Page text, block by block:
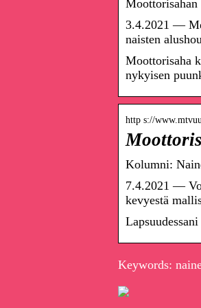
3.4.2021 —
naisten
Moottorisaha
nykyisen
http s://
Kolumni:
7.4.2021 —
kevyestä
Keywords: